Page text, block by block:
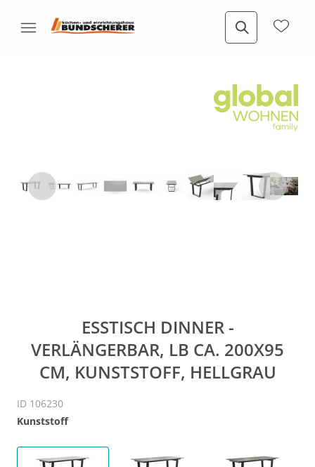
ESSTISCH DINNER -
VERLÄNGERBAR, LB CA. 200X95
CM, KUNSTSTOFF, HELLGRAU
ID 106230
Kunststoff